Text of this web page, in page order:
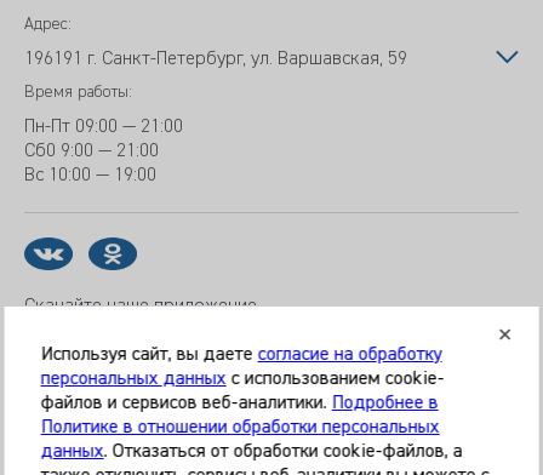
Адрес:
196191 г. Санкт-Петербург, ул. Варшавская, 59
Время работы:
Пн-Пт 09:00 — 21:00
Сб0 9:00 — 21:00
Вс 10:00 — 19:00
Скачайте наше приложение
© 2026 Клиника «МЕДИКАЛ ОН ГРУП»
Все права защищены
Используя сайт, вы даете согласие на обработку
персональных данныхс использованием cookie-
файлов и сервисов веб-аналитики. Подробнее в
Политике в отношении обработки персональных
данных. Отказаться от обработки cookie-файлов, а